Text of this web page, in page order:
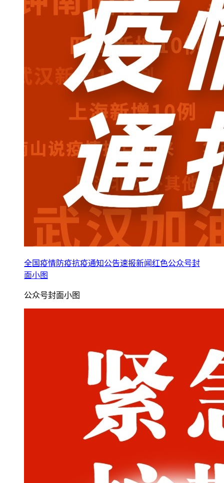
全国疫情防疫抗疫通知公告速报新闻红色公众号封
面小图
公众号封面小图